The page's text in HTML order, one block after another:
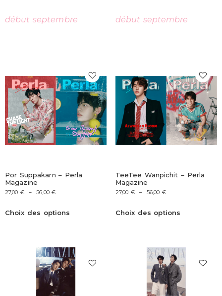
début septembre début septembre
Por Suppakarn – Perla
Magazine
27,00 € – 56,00€
Choix des options
TeeTee Wanpichit – Perla
Magazine
27,00 € – 56,00 €
Choix des options